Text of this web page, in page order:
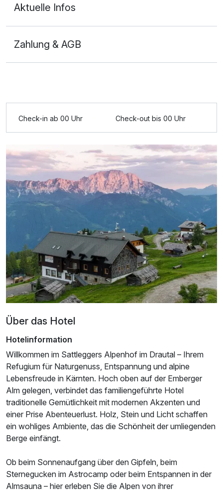
Ausstattung
Panoramazimmer
2 Erwachsene und 2 Kinder
Für 4 Tage p.P. ab269,00 €
Aktuelle Infos
Zahlung & AGB
Check-in ab 00 Uhr Check-out bis 00 Uhr
Über das Hotel
Hotelinformation
Willkommen im Sattleggers Alpenhof im Drautal – Ihrem
Refugium für Naturgenuss, Entspannung und alpine
Lebensfreude in Kärnten. Hoch oben auf der Emberger
Alm gelegen, verbindet das familiengeführte Hotel
traditionelle Gemütlichkeit mit modernen Akzenten und
einer Prise Abenteuerlust. Holz, Stein und Licht schaffen
ein wohliges Ambiente, das die Schönheit der umliegenden
Berge einfängt.
Ob beim Sonnenaufgang über den Gipfeln, beim
Sternegucken im Astrocamp oder beim Entspannen in der
Almsauna – hier erleben Sie die Alpen von ihrer